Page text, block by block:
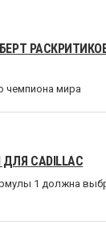
чемпиона мира
CADILLAC
1 должна